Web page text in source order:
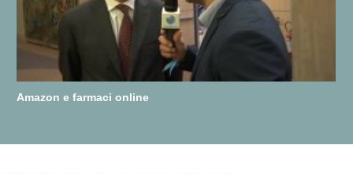
Amazon e farmaci online